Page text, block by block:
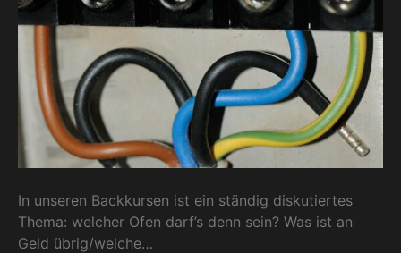
In unseren Backkursen ist ein ständig diskutiertes
Thema: welcher Ofen darf’s denn sein? Was ist an
Geld übrig/welche…